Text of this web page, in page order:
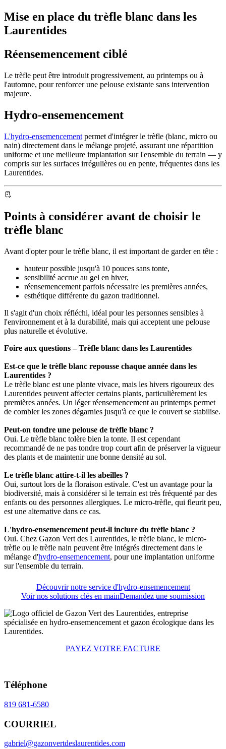
Mise en place du trèfle blanc dans les
Laurentides
Réensemencement ciblé
Le trèfle peut être introduit progressivement, au printemps ou à
l'automne, pour renforcer une pelouse existante sans intervention
majeure.
Hydro-ensemencement
L'hydro-ensemencement permet d'intégrer le trèfle (blanc, micro ou
nain) directement dans le mélange projeté, assurant une répartition
uniforme et une meilleure implantation sur l'ensemble du terrain — y
compris sur les surfaces irrégulières ou en pente, fréquentes dans les
Laurentides.
Points à considérer avant de choisir le
trèfle blanc
Avant d'opter pour le trèfle blanc, il est important de garder en tête :
hauteur possible jusqu'à 10 pouces sans tonte,
sensibilité accrue au gel en hiver,
réensemencement parfois nécessaire les premières années,
esthétique différente du gazon traditionnel.
Il s'agit d'un choix réfléchi, idéal pour les personnes sensibles à
l'environnement et à la durabilité, mais qui acceptent une pelouse
plus naturelle et évolutive.
Foire aux questions – Trèfle blanc dans les Laurentides
Est-ce que le trèfle blanc repousse chaque année dans les
Laurentides ?
Le trèfle blanc est une plante vivace, mais les hivers rigoureux des
Laurentides peuvent affecter certains plants, particulièrement les
premières années. Un léger réensemencement au printemps permet
de combler les zones dégarnies jusqu'à ce que le couvert se stabilise.
Peut-on tondre une pelouse de trèfle blanc ?
Oui. Le trèfle blanc tolère bien la tonte. Il est cependant
recommandé de ne pas tondre trop court afin de préserver la vigueur
des plants et de maintenir une bonne densité au sol.
Le trèfle blanc attire-t-il les abeilles ?
Oui, surtout lors de la floraison estivale. C'est un avantage pour la
biodiversité, mais à considérer si le terrain est très fréquenté par des
enfants ou des personnes allergiques. Le micro-trèfle, qui fleurit peu,
est une alternative dans ce cas.
L'hydro-ensemencement peut-il inclure du trèfle blanc ?
Oui. Chez Gazon Vert des Laurentides, le trèfle blanc, le micro-
trèfle ou le trèfle nain peuvent être intégrés directement dans le
mélange d'hydro-ensemencement, pour une implantation uniforme
sur l'ensemble du terrain.
Découvrir notre service d'hydro-ensemencement
Voir nos solutions clés en mainDemandez une soumission
PAYEZ VOTRE FACTURE
Téléphone
819 681-6580
COURRIEL
gabriel@gazonvertdeslaurentides.com